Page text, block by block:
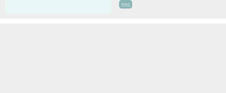
MAS